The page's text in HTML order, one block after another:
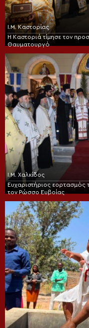
Ι.Μ. Καστορίας
Η Καστοριά τίμησε τον
Θαυματουργό
Ι.Μ. Χαλκίδος
Ευχαριστήριος εορτασμός
τον Ρώσσο Ευβοίας